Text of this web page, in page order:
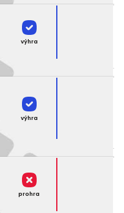
výhra
výhra
prohra